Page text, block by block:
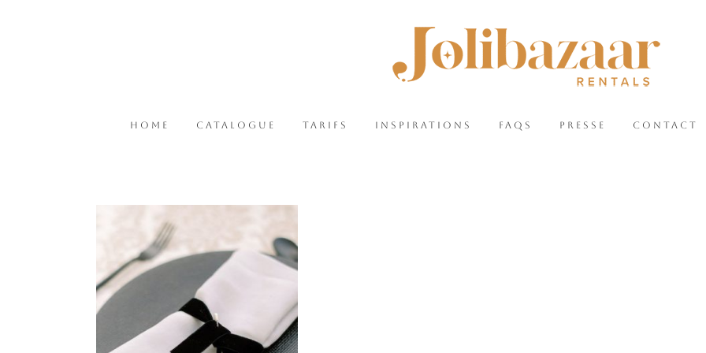
HOME CATALOGUE TARIFS INSPIRATIONS FAQS PRESSE CONTACT